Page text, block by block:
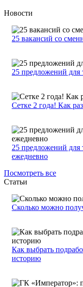
Новости
25 вакансий со
25 предложений для
Сетке 2 года! Как
25 предложений для
ежедневно
Посмотреть все
Статьи
Сколько можно
Как выбрать
историю